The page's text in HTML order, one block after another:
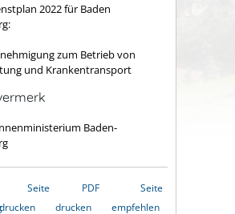
2022 für Baden
zum Betrieb von
und Krankentransport
Baden-
Seite
drucken
PDF
drucken
Seite
empfehlen